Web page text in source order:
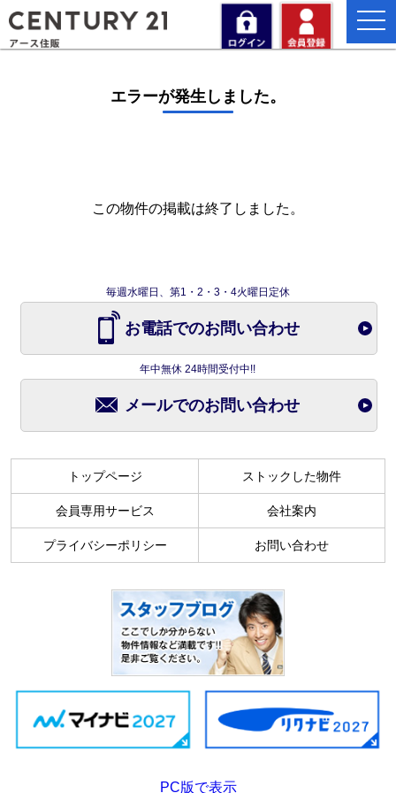
エラーが発生しました。
この物件の掲載は終了しました。
毎週水曜日、第1・2・3・4火曜日定休
お電話でのお問い合わせ
年中無休 24時間受付中!!
メールでのお問い合わせ
トップページ ストックした物件
会員専用サービス 会社案内
プライバシーポリシー お問い合わせ
PC版で表示